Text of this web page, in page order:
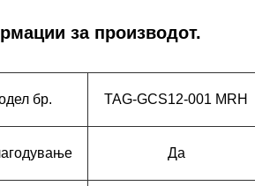
за производот.
бр. TAG-GCS12-001 MRH
Да